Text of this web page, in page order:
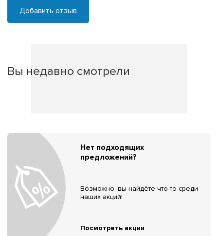
Добавить отзыв
Вы недавно смотрели
Нет подходящих
предложений?
Возможно, вы найдёте что-то среди
наших акций!
Посмотреть акции